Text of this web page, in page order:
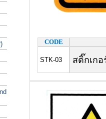
CODE
STK-03 สติ๊กเก